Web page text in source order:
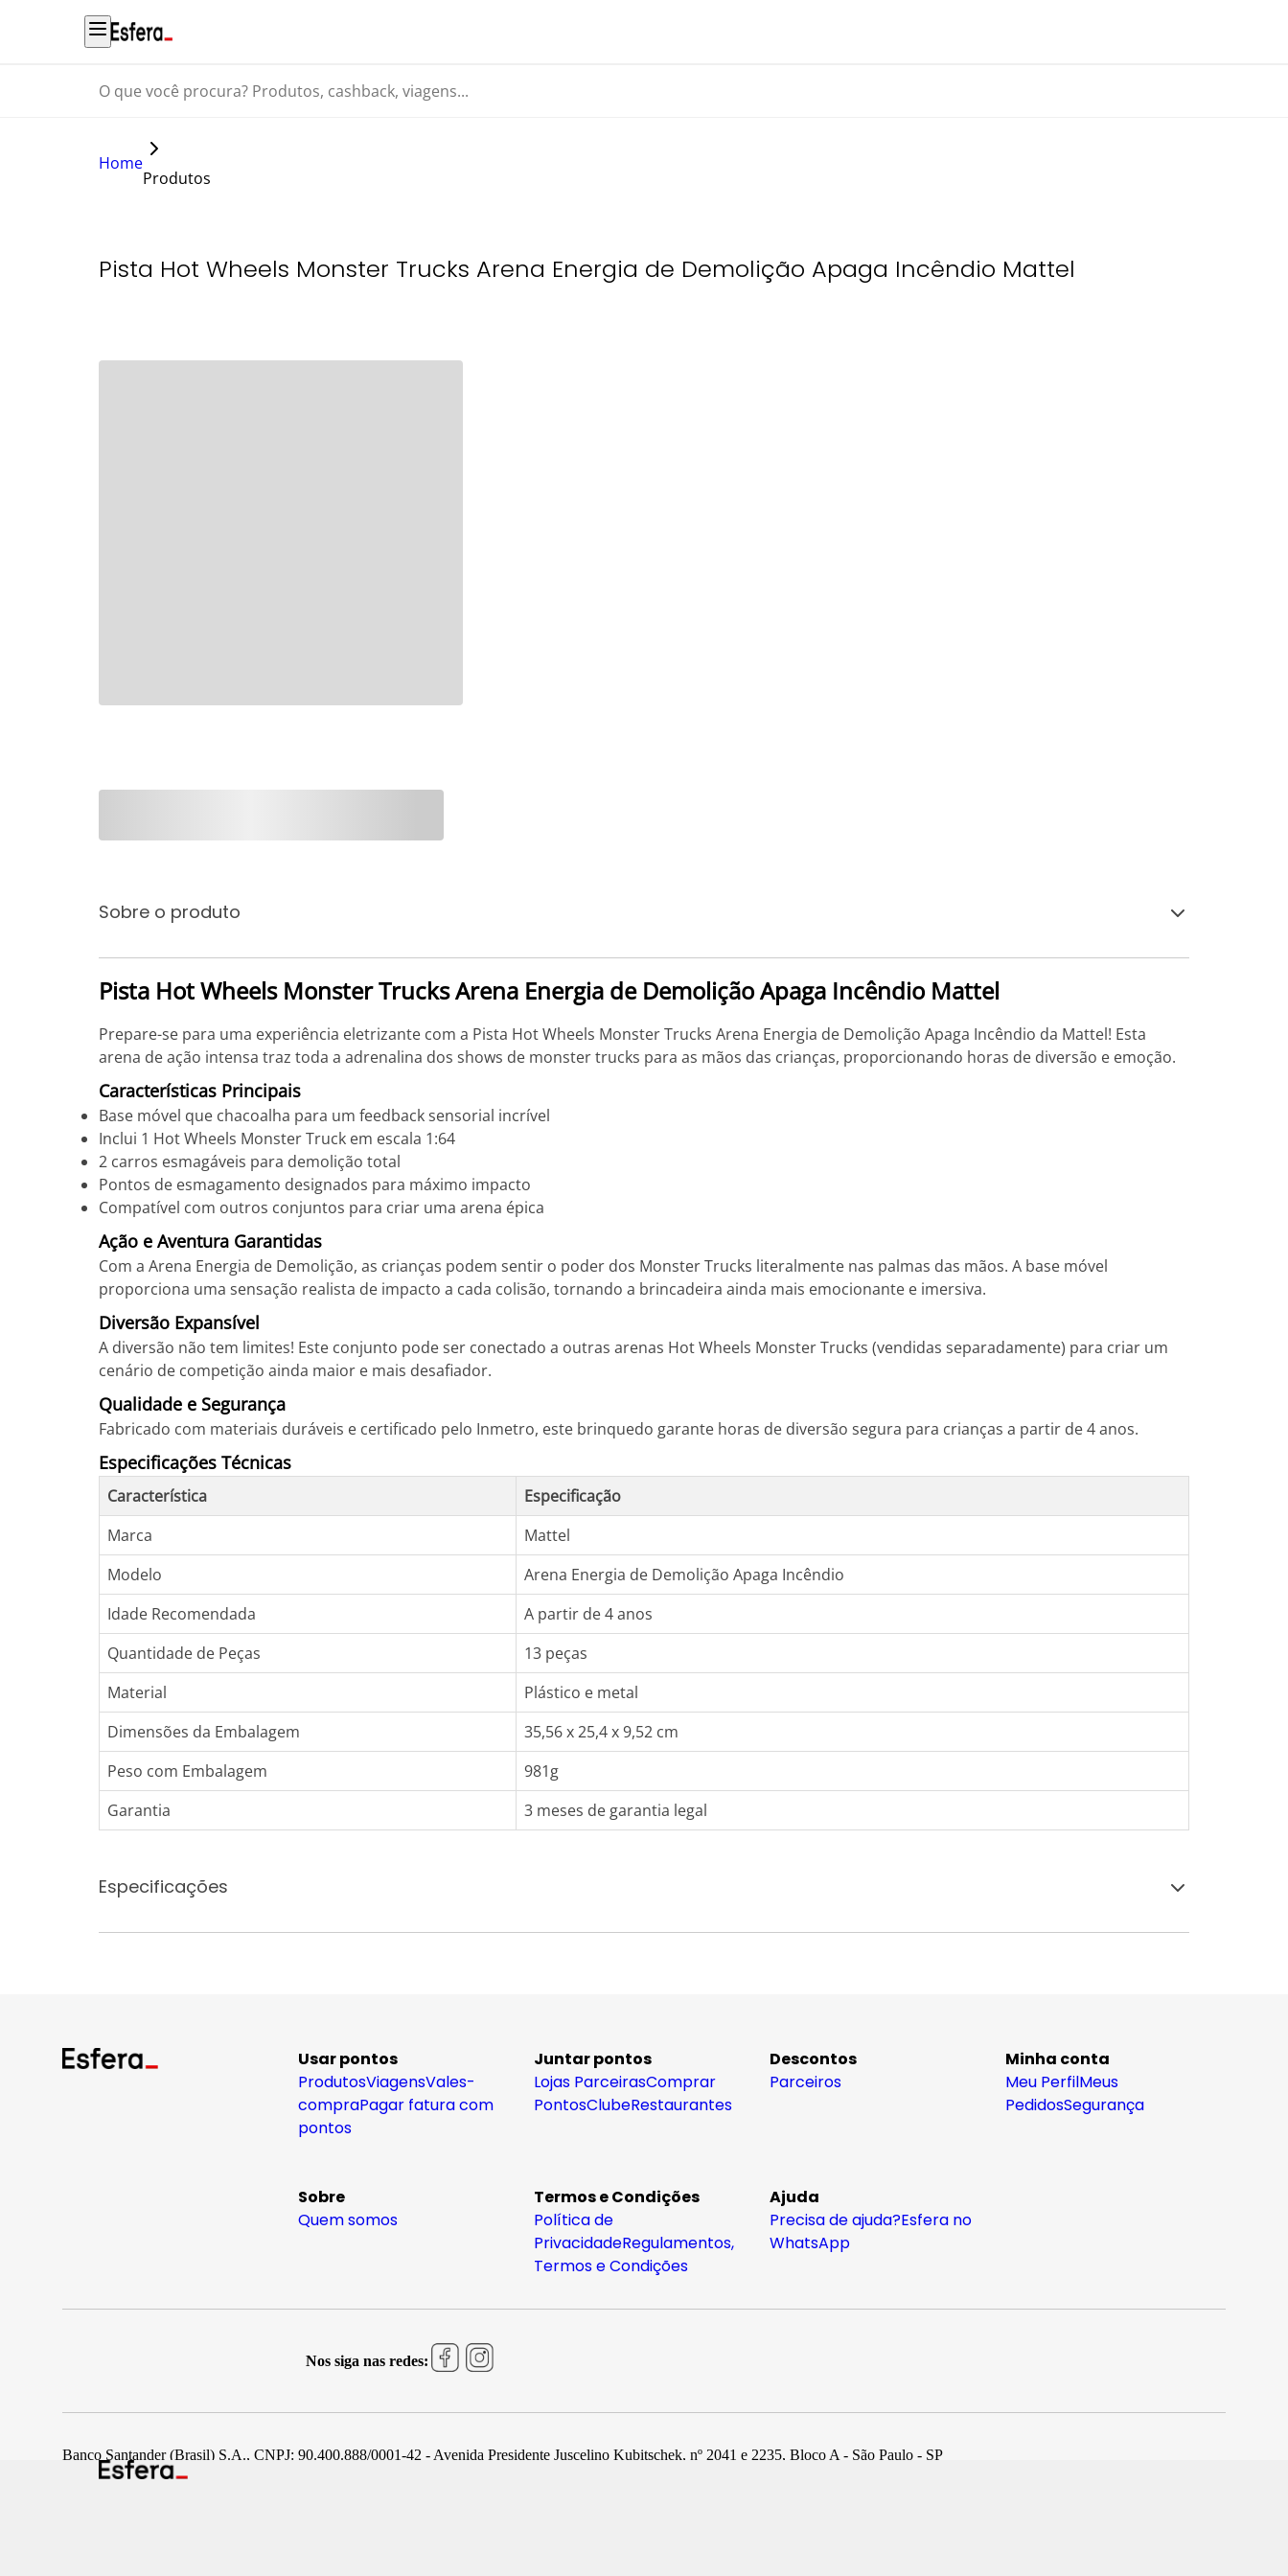
O que você procura? Produtos, cashback, viagens...
Home
Produtos
Pista Hot Wheels Monster Trucks Arena Energia de Demolição Apaga Incêndio Mattel
Sobre o produto
Pista Hot Wheels Monster Trucks Arena Energia de Demolição Apaga Incêndio Mattel
Prepare-se para uma experiência eletrizante com a Pista Hot Wheels Monster Trucks Arena Energia de Demolição Apaga Incêndio da Mattel! Esta
arena de ação intensa traz toda a adrenalina dos shows de monster trucks para as mãos das crianças, proporcionando horas de diversão e emoção.
Características Principais
Base móvel que chacoalha para um feedback sensorial incrível
Inclui 1 Hot Wheels Monster Truck em escala 1:64
2 carros esmagáveis para demolição total
Pontos de esmagamento designados para máximo impacto
Compatível com outros conjuntos para criar uma arena épica
Ação e Aventura Garantidas
Com a Arena Energia de Demolição, as crianças podem sentir o poder dos Monster Trucks literalmente nas palmas das mãos. A base móvel
proporciona uma sensação realista de impacto a cada colisão, tornando a brincadeira ainda mais emocionante e imersiva.
Diversão Expansível
A diversão não tem limites! Este conjunto pode ser conectado a outras arenas Hot Wheels Monster Trucks (vendidas separadamente) para criar um
cenário de competição ainda maior e mais desafiador.
Qualidade e Segurança
Fabricado com materiais duráveis e certificado pelo Inmetro, este brinquedo garante horas de diversão segura para crianças a partir de 4 anos.
Especificações Técnicas
Característica
Especificação
Marca
Mattel
Modelo
Arena Energia de Demolição Apaga Incêndio
Idade Recomendada
A partir de 4 anos
Quantidade de Peças
13 peças
Material
Plástico e metal
Dimensões da Embalagem
35,56 x 25,4 x 9,52 cm
Peso com Embalagem
981g
Garantia
3 meses de garantia legal
Especificações
Usar pontos
ProdutosViagensVales-
compraPagar fatura com
pontos
Juntar pontos
Lojas ParceirasComprar
PontosClubeRestaurantes
Descontos
Parceiros
Minha conta
Meu PerfilMeus
PedidosSegurança
Sobre
Quem somos
Termos e Condições
Política de
PrivacidadeRegulamentos,
Termos e Condições
Ajuda
Precisa de ajuda?Esfera no
WhatsApp
Nos siga nas redes:
Banco Santander (Brasil) S.A., CNPJ: 90.400.888/0001-42 - Avenida Presidente Juscelino Kubitschek, nº 2041 e 2235, Bloco A - São Paulo - SP